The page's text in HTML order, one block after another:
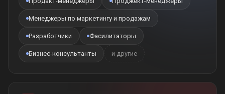
Менеджеры по маркетингу и продажам
Разработчики Фасилитаторы
Бизнес-консультанты и другие